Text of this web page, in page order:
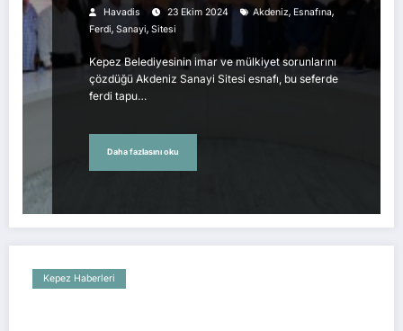
Havadis 23 Ekim 2024 Akdeniz, Esnafına,
Ferdi, Sanayi, Sitesi
Kepez Belediyesinin imar ve mülkiyet sorunlarını
çözdüğü Akdeniz Sanayi Sitesi esnafı, bu seferde
ferdi tapu…
Daha fazlasını oku
Kepez Haberleri